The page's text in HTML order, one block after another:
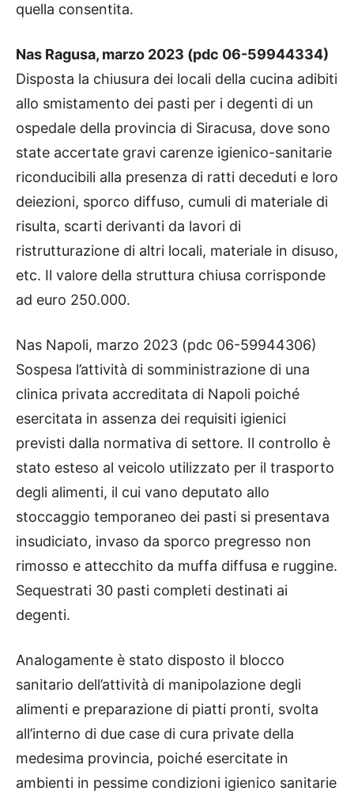
quella consentita.
Nas Ragusa, marzo 2023 (pdc 06-59944334)
Disposta la chiusura dei locali della cucina adibiti
allo smistamento dei pasti per i degenti di un
ospedale della provincia di Siracusa, dove sono
state accertate gravi carenze igienico-sanitarie
riconducibili alla presenza di ratti deceduti e loro
deiezioni, sporco diffuso, cumuli di materiale di
risulta, scarti derivanti da lavori di
ristrutturazione di altri locali, materiale in disuso,
etc. Il valore della struttura chiusa corrisponde
ad euro 250.000.
Nas Napoli, marzo 2023 (pdc 06-59944306)
Sospesa l’attività di somministrazione di una
clinica privata accreditata di Napoli poiché
esercitata in assenza dei requisiti igienici
previsti dalla normativa di settore. Il controllo è
stato esteso al veicolo utilizzato per il trasporto
degli alimenti, il cui vano deputato allo
stoccaggio temporaneo dei pasti si presentava
insudiciato, invaso da sporco pregresso non
rimosso e attecchito da muffa diffusa e ruggine.
Sequestrati 30 pasti completi destinati ai
degenti.
Analogamente è stato disposto il blocco
sanitario dell’attività di manipolazione degli
alimenti e preparazione di piatti pronti, svolta
all’interno di due case di cura private della
medesima provincia, poiché esercitate in
ambienti in pessime condizioni igienico sanitarie